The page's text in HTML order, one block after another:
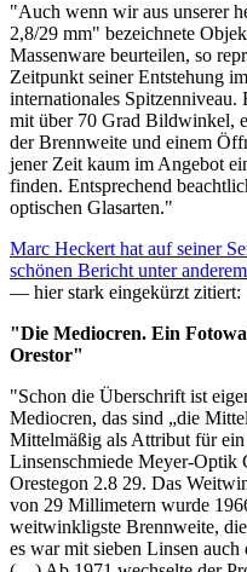
"Auch wenn wir aus unserer
2,8/29 mm" bezeichnete
Massenware beurteilen, so
Zeitpunkt seiner Entstehung
internationales
mit über 70 Grad Bildwinkel,
der Brennweite und einem
jener Zeit kaum im Angebot
finden. Entsprechend
optischen Glasarten."
Marc Heckert hat auf seiner
schönen Bericht unter
— hier stark eingekürzt zitiert:
"Die Mediocren. Ein
Orestor"
"Schon die Überschrift ist
Mediocren, das sind „die
Mittelmäßig als Attribut für
Linsenschmiede Meyer-
Orestegon 2.8 29. Das
von 29 Millimetern wurde
weitwinkligste Brennweite,
es war mit sieben Linsen